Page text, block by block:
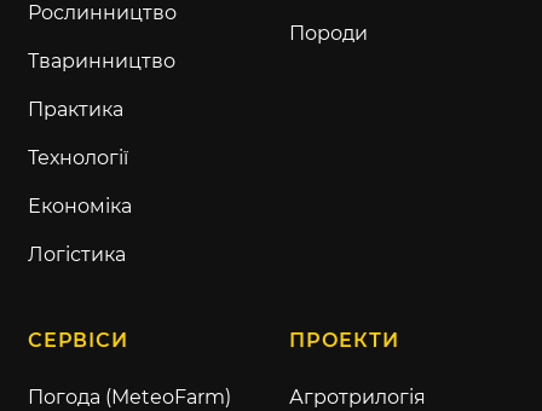
Рослинництво
Тваринництво
Практика
Технології
Економіка
Логістика
Породи
СЕРВІСИ
Погода (MeteoFarm)
ПРОЕКТИ
Агротрилогія